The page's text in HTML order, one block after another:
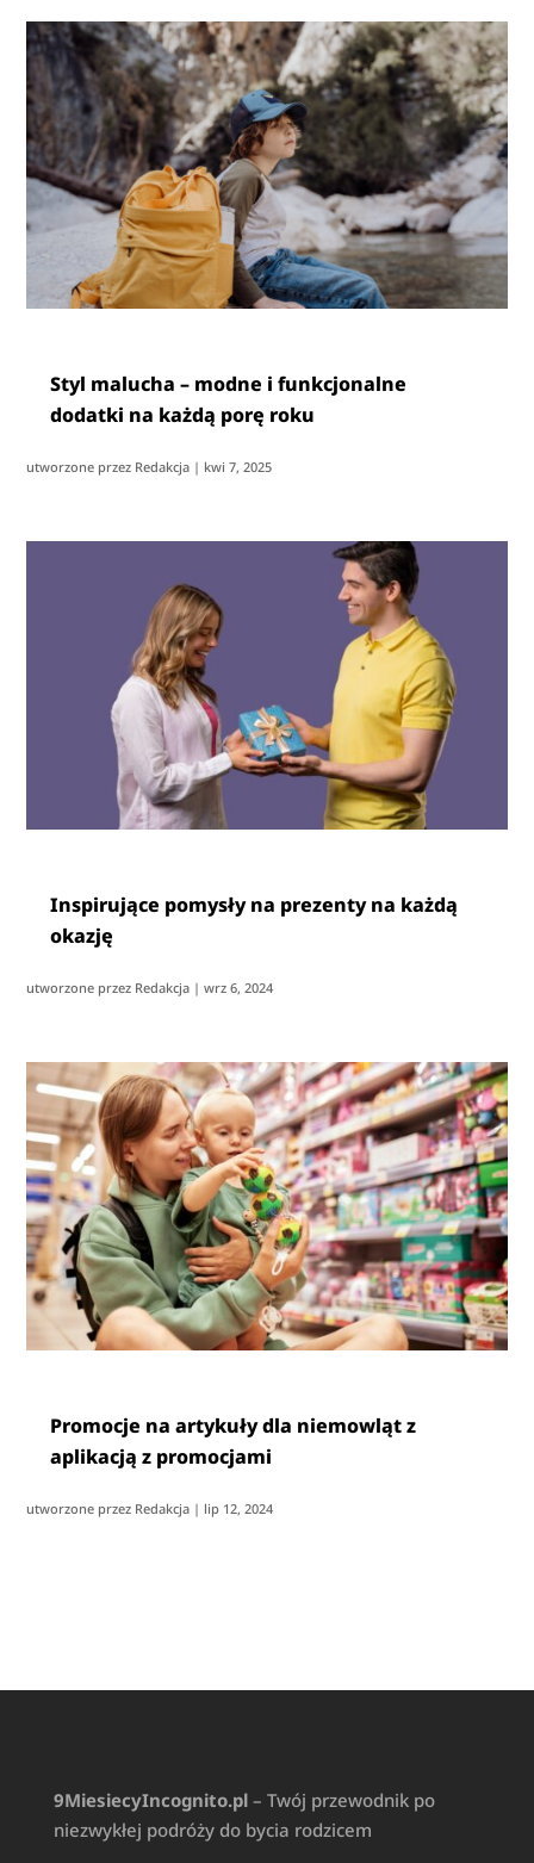
Styl malucha – modne i funkcjonalne
dodatki na każdą porę roku
utworzone przez Redakcja | kwi 7, 2025
Inspirujące pomysły na prezenty na każdą
okazję
utworzone przez Redakcja |wrz 6, 2024
Promocje na artykuły dla niemowląt z
aplikacją z promocjami
utworzone przez Redakcja | lip 12, 2024
9MiesiecyIncognito.pl– Twój przewodnik po
niezwykłej podróży do bycia rodzicem